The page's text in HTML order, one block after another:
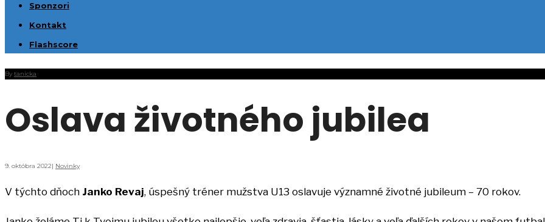
Sponzori
Kontakt
Flashscore
By tanicka
Oslava životného jubilea
9. októbra 2022| Novinky
V týchto dňoch Janko Revaj, úspešný tréner mužstva U13 oslavuje významné životné jubileum – 70 rokov.